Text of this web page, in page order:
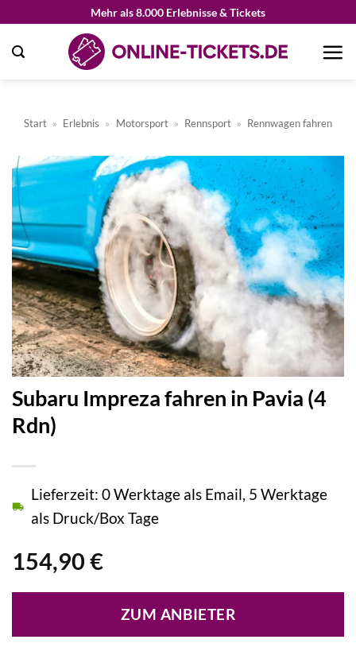
springen
Mehr als 8.000 Erlebnisse & Tickets
Start » Erlebnis » Motorsport » Rennsport » Rennwagen fahren
Subaru Impreza fahren in Pavia (4
Rdn)
154,90 €
Lieferzeit: 0 Werktage als Email, 5 Werktage
als Druck/Box Tage
ZUM ANBIETER